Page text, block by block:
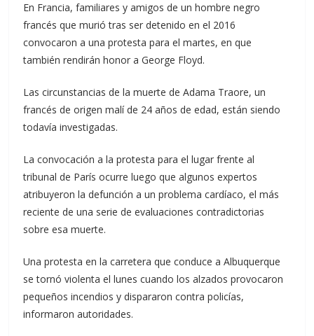
En Francia, familiares y amigos de un hombre negro
francés que murió tras ser detenido en el 2016
convocaron a una protesta para el martes, en que
también rendirán honor a George Floyd.
Las circunstancias de la muerte de Adama Traore, un
francés de origen malí de 24 años de edad, están siendo
todavía investigadas.
La convocación a la protesta para el lugar frente al
tribunal de París ocurre luego que algunos expertos
atribuyeron la defunción a un problema cardíaco, el más
reciente de una serie de evaluaciones contradictorias
sobre esa muerte.
Una protesta en la carretera que conduce a Albuquerque
se tornó violenta el lunes cuando los alzados provocaron
pequeños incendios y dispararon contra policías,
informaron autoridades.